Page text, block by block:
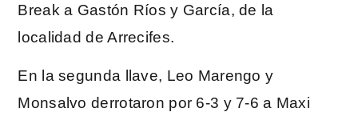
Break a Gastón Ríos y García, de la
localidad de Arrecifes.
En la segunda llave, Leo Marengo y
Monsalvo derrotaron por 6-3 y 7-6 a Maxi